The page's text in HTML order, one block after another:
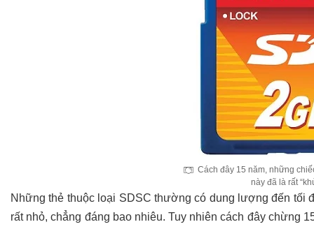
Cách đây 15 năm, những
này đã là rất
Những thẻ thuộc loại SDSC thường có dung lượng đến tối
rất nhỏ, chẳng đáng bao nhiêu. Tuy nhiên cách đây chừng